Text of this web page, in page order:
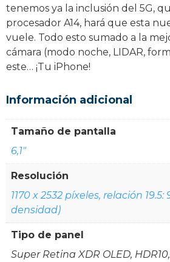
tenemos ya la inclusión del 5G,
procesador A14, hará que esta
vuele. Todo esto sumado a la
cámara (modo noche, LIDAR,
este… ¡Tu iPhone!
Información adicional
Tamaño de pantalla
6,1"
Resolución
1170 x 2532 píxeles, relación
densidad)
Tipo de panel
Super Retina XDR OLED,